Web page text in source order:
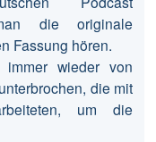
die originale
Fassung hören.
immer wieder von
die mit
um die